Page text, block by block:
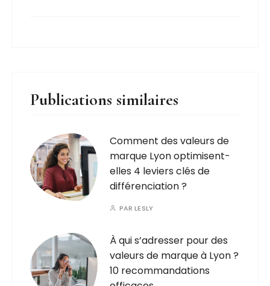
Publications similaires
Comment des valeurs de
marque Lyon optimisent-
elles 4 leviers clés de
différenciation ?
PARLESLY
À qui s’adresser pour des
valeurs de marque à Lyon ?
10 recommandations